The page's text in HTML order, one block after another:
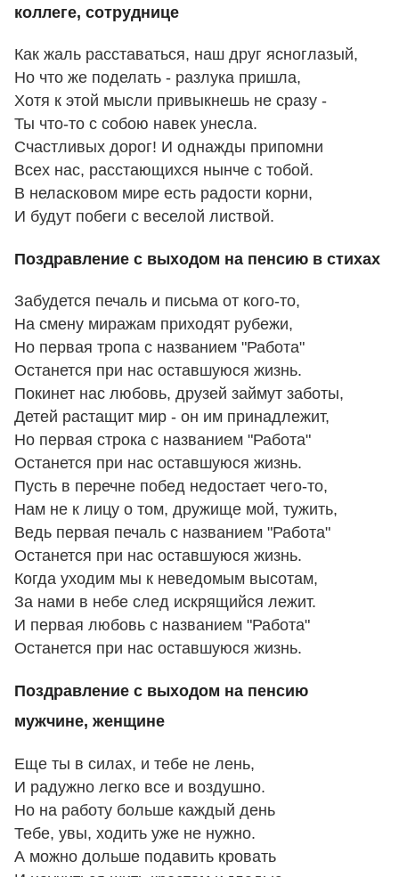
коллеге, сотруднице
Как жаль расставаться, наш друг ясноглазый,
Но что же поделать - разлука пришла,
Хотя к этой мысли привыкнешь не сразу -
Ты что-то с собою навек унесла.
Счастливых дорог! И однажды припомни
Всех нас, расстающихся нынче с тобой.
В неласковом мире есть радости корни,
И будут побеги с веселой листвой.
Поздравление с выходом на пенсию в стихах
Забудется печаль и письма от кого-то,
На смену миражам приходят рубежи,
Но первая тропа с названием "Работа"
Останется при нас оставшуюся жизнь.
Покинет нас любовь, друзей займут заботы,
Детей растащит мир - он им принадлежит,
Но первая строка с названием "Работа"
Останется при нас оставшуюся жизнь.
Пусть в перечне побед недостает чего-то,
Нам не к лицу о том, дружище мой, тужить,
Ведь первая печаль с названием "Работа"
Останется при нас оставшуюся жизнь.
Когда уходим мы к неведомым высотам,
За нами в небе след искрящийся лежит.
И первая любовь с названием "Работа"
Останется при нас оставшуюся жизнь.
Поздравление с выходом на пенсию
мужчине, женщине
Еще ты в силах, и тебе не лень,
И радужно легко все и воздушно.
Но на работу больше каждый день
Тебе, увы, ходить уже не нужно.
А можно дольше подавить кровать